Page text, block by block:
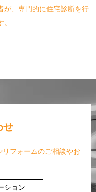
が、専門的に住宅診断を行
せ
フォームのご相談やお
ション